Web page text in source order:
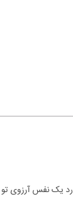
یک نفس آرزوی تو